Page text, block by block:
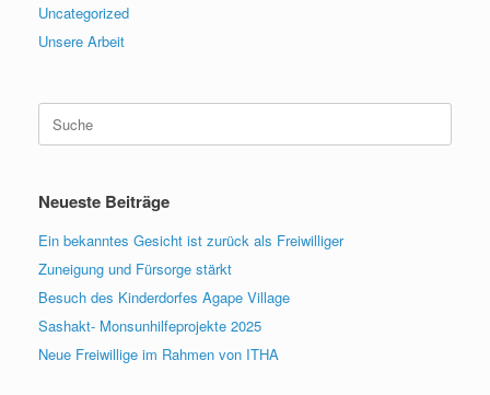
Uncategorized
Unsere Arbeit
Suche
nach:
Neueste Beiträge
Ein bekanntes Gesicht ist zurück als Freiwilliger
Zuneigung und Fürsorge stärkt
Besuch des Kinderdorfes Agape Village
Sashakt- Monsunhilfeprojekte 2025
Neue Freiwillige im Rahmen von ITHA